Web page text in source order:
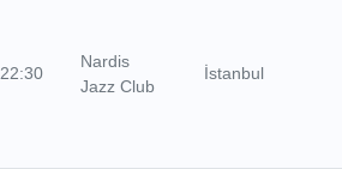
22:30
Nardis
Jazz Club
İstanbul